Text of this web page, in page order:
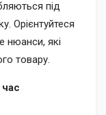
під
Орієнтуйтеся
нюанси, які
товару.